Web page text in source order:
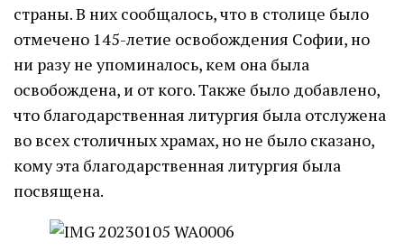
страны. В них сообщалось, что в столице было
отмечено 145-летие освобождения Софии, но
ни разу не упоминалось, кем она была
освобождена, и от кого. Также было добавлено,
что благодарственная литургия была отслужена
во всех столичных храмах, но не было сказано,
кому эта благодарственная литургия была
посвящена.